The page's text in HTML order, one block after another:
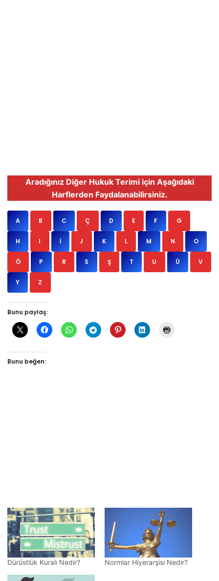
Aradığınız Diğer Hukuk Terimi için Aşağıdaki
Harflerden Faydalanabilirsiniz.
A B C Ç D E F G
H I İ J K L M N O
Ö P R S Ş T U Ü V
Y Z
Bunu paylaş:
Bunu beğen:
Dürüstlük Kuralı Nedir? Normlar Hiyerarşisi Nedir?